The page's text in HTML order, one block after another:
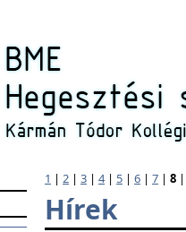
1 | 2 | 3 | 4| 5 | 6 | 7 | 8
Hírek